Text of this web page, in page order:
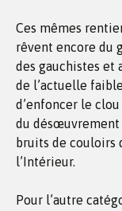
Ces mêmes
rêvent encore du
des gauchistes et
de l’actuelle
d’enfoncer le
du désœuvrement
bruits de couloirs
l’Intérieur.
Pour l’autre